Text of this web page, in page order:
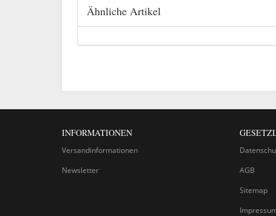
Ähnliche Artikel
INFORMATIONEN
Versandinformationen
Newsletter
AGB
Sitemap